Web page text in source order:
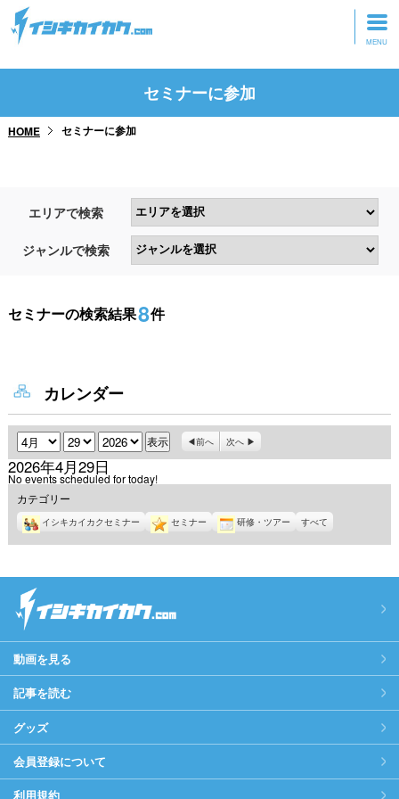
トップページ
研修・ツアーに参加
セミナーに参加
HOME セミナーに参加
エリアで検索
ジャンルで検索
セミナーの検索結果8件
カレンダー
月 日 年 前へ 次へ
2026年4月29日
No events scheduled for today!
カテゴリー
イシキカイカクセミナー セミナー 研修・ツアー すべて
動画を見る
記事を読む
グッズ
会員登録について